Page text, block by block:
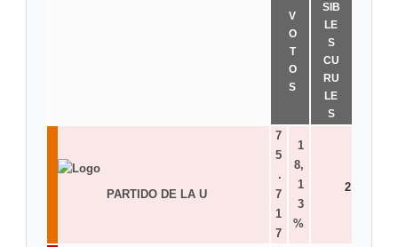
V
O
T
O
S
SIB
LE
S
CU
RU
LE
S
PARTIDO DE LA U
7
5
.
7
1
7
1
8,
1
3
%
2